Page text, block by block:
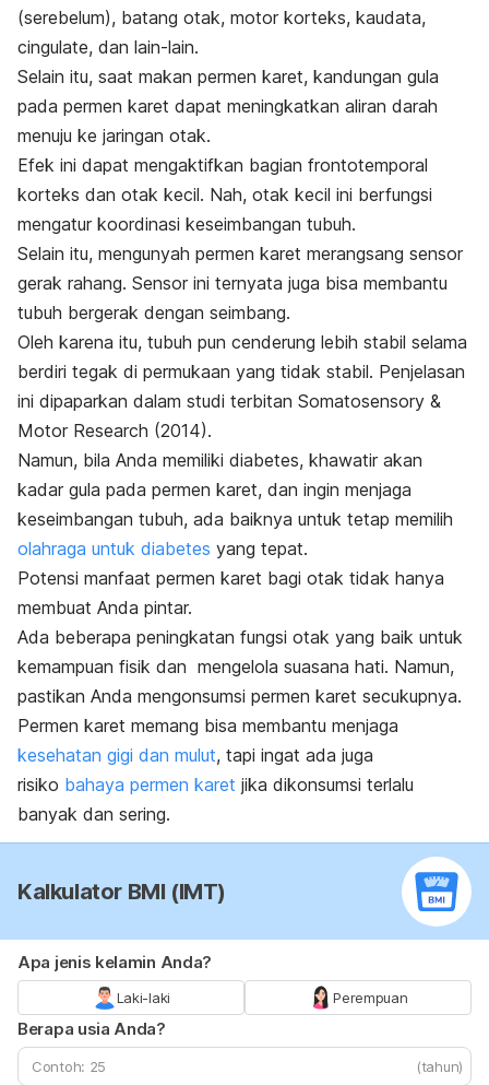
(serebelum), batang otak, motor korteks, kaudata,
cingulate, dan lain-lain.
Selain itu, saat makan permen karet, kandungan gula
pada permen karet dapat meningkatkan aliran darah
menuju ke jaringan otak.
Efek ini dapat mengaktifkan bagian frontotemporal
korteks dan otak kecil. Nah, otak kecil ini berfungsi
mengatur koordinasi keseimbangan tubuh.
Selain itu, mengunyah permen karet merangsang sensor
gerak rahang. Sensor ini ternyata juga bisa membantu
tubuh bergerak dengan seimbang.
Oleh karena itu, tubuh pun cenderung lebih stabil selama
berdiri tegak di permukaan yang tidak stabil. Penjelasan
ini dipaparkan dalam studi terbitan Somatosensory &
Motor Research (2014).
Namun, bila Anda memiliki diabetes, khawatir akan
kadar gula pada permen karet, dan ingin menjaga
keseimbangan tubuh, ada baiknya untuk tetap memilih
olahraga untuk diabetes yang tepat.
Potensi manfaat permen karet bagi otak tidak hanya
membuat Anda pintar.
Ada beberapa peningkatan fungsi otak yang baik untuk
kemampuan fisik dan mengelola suasana hati. Namun,
pastikan Anda mengonsumsi permen karet secukupnya.
Permen karet memang bisa membantu menjaga
kesehatan gigi dan mulut, tapi ingat ada juga
risiko bahaya permen karet jika dikonsumsi terlalu
banyak dan sering.
Kalkulator BMI (IMT)
Apa jenis kelamin Anda?
Laki-laki Perempuan
Berapa usia Anda?
(tahun)